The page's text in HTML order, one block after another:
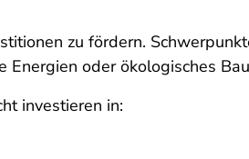
zu fördern.
oder ökologisches
investieren in: